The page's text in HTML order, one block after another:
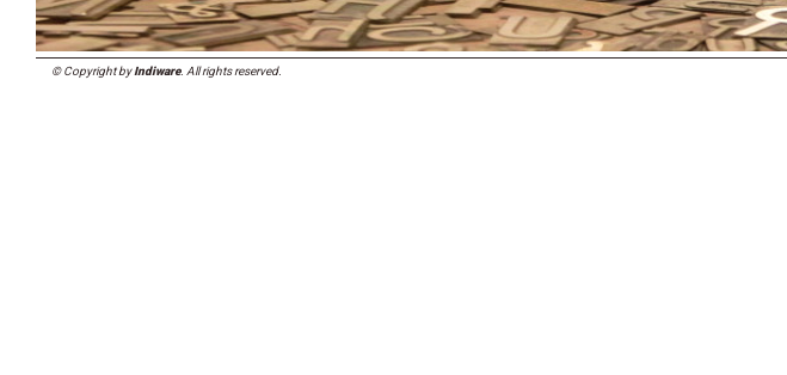
© Copyright byIndiware. All rights reserved.